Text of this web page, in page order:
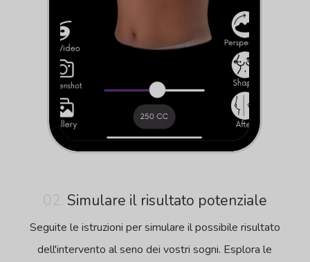
Simulare il risultato potenziale
Seguite le istruzioni per simulare il possibile risultato
dell'intervento al seno dei vostri sogni. Esplora le